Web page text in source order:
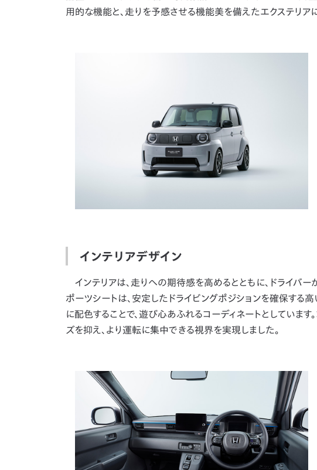
用的な機能と、走りを予感させる機能美を備えたエクステリア
インテリアデザイン
インテリアは、走りへの期待感を高めるとともに、ドライバ
ポーツシートは、安定したドライビングポジションを確保する
に配色することで、遊び心あふれるコーディネートとしていま
ズを抑え、より運転に集中できる視界を実現しました。